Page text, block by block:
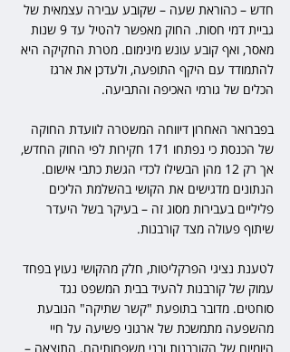
חדש – כהוראת שעה – שקובע עבירה עצמאית של
גביית דמי חסות. החוק מאפשר להטיל עד 9 שנות
מאסר, ואף קובע עונש מינימום. מטרת החקיקה היא
להתמודד עם היקף התופעה, ולעדכן את ארגז
הכלים של גורמי האכיפה והתביעה.
בפברואר האחרון דיווחה המשטרה לוועדת החוקה
של הכנסת כי נפתחו 171 חקירות לפי החוק החדש,
אך רק 12 מהן הבשילו לכדי הגשת כתבי אישום.
הנתונים מדגישים את הקושי בהשלמת הליכים
פליליים בעבירות מסוג זה – בעיקר בשל היעדר
שיתוף פעולה מצד קורבנות.
לטענת נציגי הפרקליטות, חלק מהקושי נעוץ בפחד
עמוק של קורבנות להעיד בבית המשפט נגד
סוחטים. מדובר בתופעת "קשר שתיקה" הנובעת
מהשפעה מתמשכת של ארגוני פשיעה על חיי
היומיום של הקורבנות ובני משפחותיהם. התוצאה –